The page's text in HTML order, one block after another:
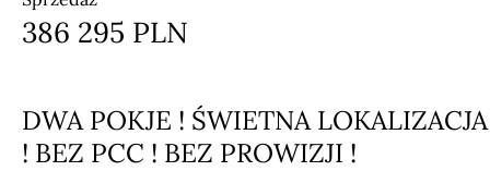
DWA POKJE ! ŚWIETNA LOKALIZACJA
! BEZ PCC ! BEZ PROWIZJI !
386 295 PLN